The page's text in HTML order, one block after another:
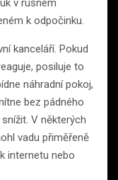
v rušném
k odpočinku.
kanceláří. Pokud
posiluje to
náhradní pokoj,
bez pádného
V některých
vadu přiměřeně
internetu nebo